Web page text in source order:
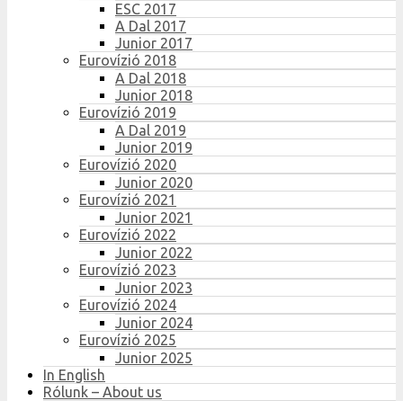
ESC 2017
A Dal 2017
Junior 2017
Eurovízió 2018
A Dal 2018
Junior 2018
Eurovízió 2019
A Dal 2019
Junior 2019
Eurovízió 2020
Junior 2020
Eurovízió 2021
Junior 2021
Eurovízió 2022
Junior 2022
Eurovízió 2023
Junior 2023
Eurovízió 2024
Junior 2024
Eurovízió 2025
Junior 2025
In English
Rólunk – About us